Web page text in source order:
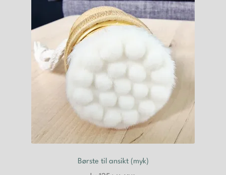
Børste til ansikt (myk)